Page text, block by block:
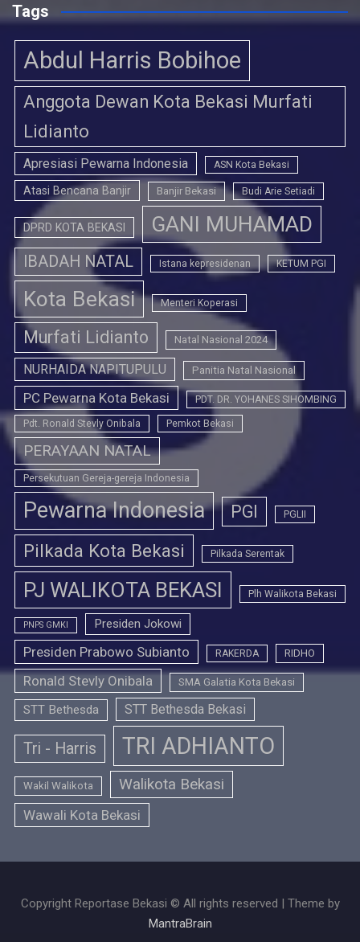
Tags
Abdul Harris Bobihoe
Anggota Dewan Kota Bekasi Murfati
Lidianto
Apresiasi Pewarna Indonesia ASN Kota Bekasi
Atasi Bencana Banjir Banjir Bekasi Budi Arie Setiadi
DPRD KOTA BEKASI GANI MUHAMAD
IBADAH NATAL Istana kepresidenan KETUM PGI
Kota Bekasi Menteri Koperasi
Murfati Lidianto Natal Nasional 2024
NURHAIDA NAPITUPULU Panitia Natal Nasional
PC Pewarna Kota Bekasi PDT. DR. YOHANES SIHOMBING
Pdt. Ronald Stevly Onibala Pemkot Bekasi
PERAYAAN NATAL
Persekutuan Gereja-gereja Indonesia
Pewarna Indonesia PGI PGLII
Pilkada Kota Bekasi Pilkada Serentak
PJ WALIKOTA BEKASI Plh Walikota Bekasi
PNPS GMKI Presiden Jokowi
Presiden Prabowo Subianto RAKERDA RIDHO
Ronald Stevly Onibala SMA Galatia Kota Bekasi
STT Bethesda STT Bethesda Bekasi
Tri - Harris TRI ADHIANTO
Wakil Walikota Walikota Bekasi
Wawali Kota Bekasi
Copyright Reportase Bekasi © All rights reserved | Theme by
MantraBrain